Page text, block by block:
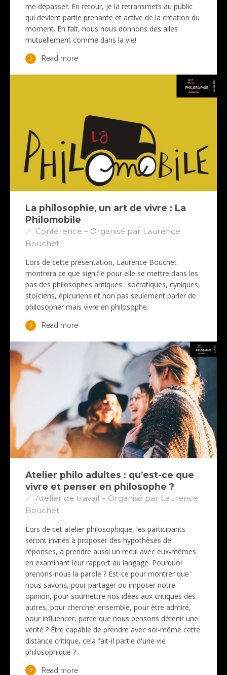
me dépasser. En retour, je la retransmets au public
qui devient partie prenante et active de la création du
moment. En fait, nous nous donnons des ailes
mutuellement comme dans la vie!
Read more
La philosophie, un art de vivre : La
Philomobile
Conférence – Organisé par Laurence
Bouchet
Lors de cette présentation, Laurence Bouchet
montrera ce que signifie pour elle se mettre dans les
pas des philosophes antiques : socratiques, cyniques,
stoïciens, épicuriens et non pas seulement parler de
philosopher mais vivre en philosophe.
Read more
Atelier philo adultes : qu’est-ce que
vivre et penser en philosophe ?
Atelier de travail – Organisé par Laurence
Bouchet
Lors de cet atelier philosophique, les participants
seront invités à proposer des hypothèses de
réponses, à prendre aussi un recul avec eux-mêmes
en examinant leur rapport au langage. Pourquoi
prenons-nous la parole ? Est-ce pour montrer que
nous savons, pour partager ou imposer notre
opinion, pour soumettre nos idées aux critiques des
autres, pour chercher ensemble, pour être admiré,
pour influencer, parce que nous pensons détenir une
vérité ? Être capable de prendre avec soi-même cette
distance critique, cela fait-il partie d'une vie
philosophique ?
Read more